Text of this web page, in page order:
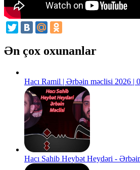
Ən çox oxunanlar
Hacı Ramil | Ərbəin məclisi 2026 |
Hacı Sahib Heybət Heydəri -